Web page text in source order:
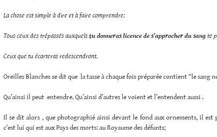
La chose est simple à dire et à faire comprendre:
Tous ceux des trépassés auxquelstu donneras licence de s’approcher du sangte
Ceux que tu écarteras redescendront.
Oreilles Blanches se dit que la tasse à chaque fois préparée contient “le sang
Qu’ainsi il peut entendre. Qu’ainsi d’autres le voient et l’entendent aussi .
Il se dit alors , que photographié ainsi devant le fond aux ornements, il
c’est lui qui est aux Pays des morts: au Royaume des défunts;